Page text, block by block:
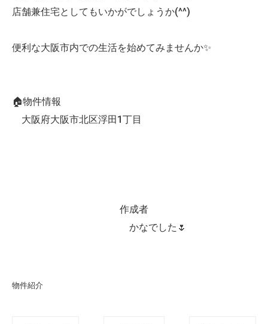
店舗兼住宅としてもいかがでしょうか(^^)
便利な大阪市内での生活を始めてみませんか✨
🏠物件情報
大阪府大阪市北区浮田1丁目
作成者
かなでした🌷
物件紹介